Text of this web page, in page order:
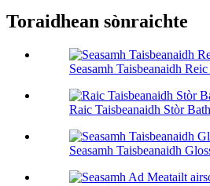
Toraidhean sònraichte
Seasamh Taisbeanaidh
Raic Taisbeanaidh Stòr
Seasamh Taisbeanaidh